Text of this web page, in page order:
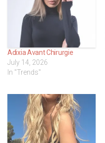
Adixia Avant Chirurgie
July 14, 2026
In "Trends"